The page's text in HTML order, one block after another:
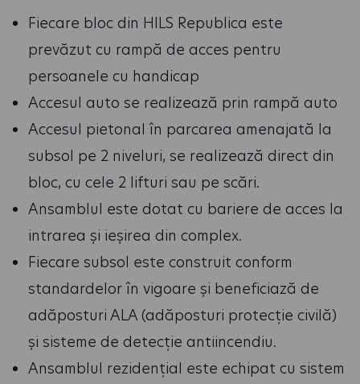
Fiecare bloc din HILS Republica este
prevăzut cu rampă de acces pentru
persoanele cu handicap
Accesul auto se realizează prin rampă auto
Accesul pietonal în parcarea amenajată la
subsol pe 2 niveluri, se realizează direct din
bloc, cu cele 2 lifturi sau pe scări.
Ansamblul este dotat cu bariere de acces la
intrarea și ieșirea din complex.
Fiecare subsol este construit conform
standardelor în vigoare și beneficiază de
adăposturi ALA (adăposturi protecție civilă)
și sisteme de detecție antiincendiu.
Ansamblul rezidențial este echipat cu sistem